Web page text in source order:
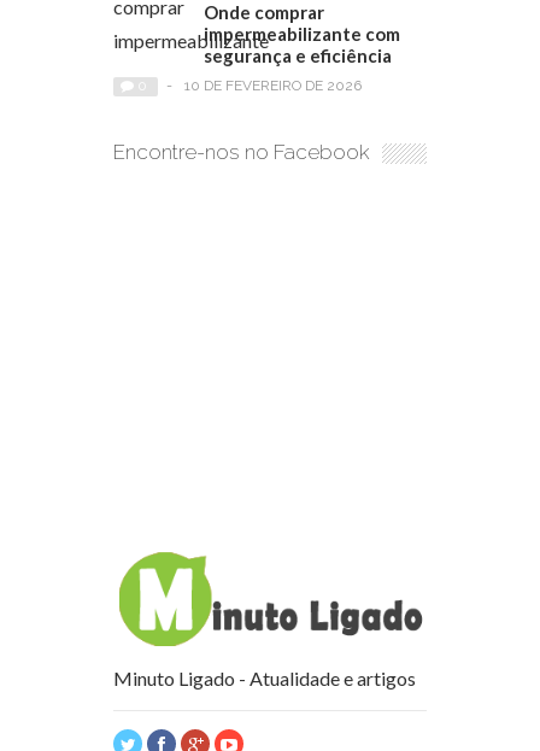
Onde comprar
impermeabilizante com
segurança e eficiência
- 10 DE FEVEREIRO DE 2026
Encontre-nos no Facebook
Minuto Ligado - Atualidade e artigos